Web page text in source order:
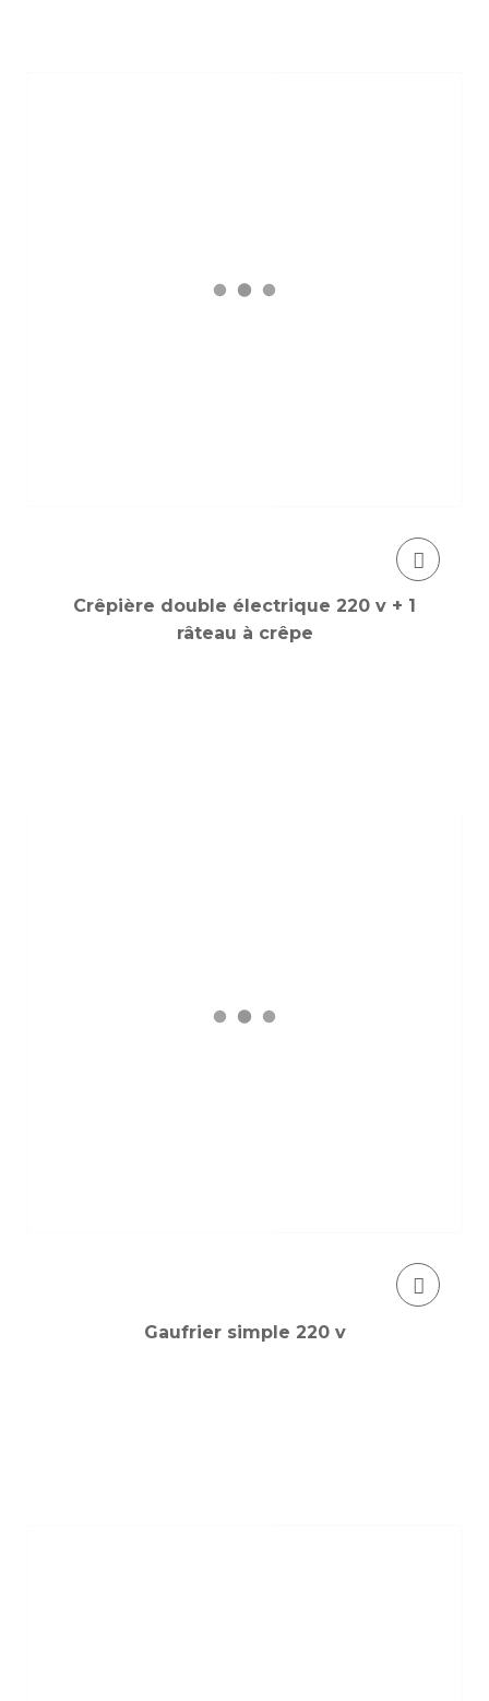
Crêpière double électrique 220 v + 1
râteau à crêpe
Gaufrier simple 220 v